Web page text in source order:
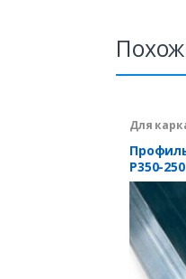
Для
Р350-250